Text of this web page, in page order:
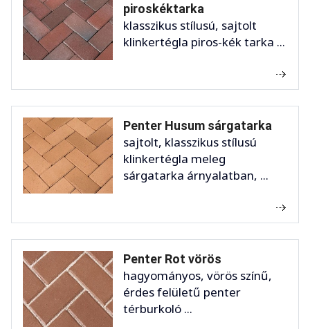
piroskéktarka
klasszikus stílusú, sajtolt
klinkertégla piros-kék tarka ...
Penter Husum sárgatarka
sajtolt, klasszikus stílusú
klinkertégla meleg
sárgatarka árnyalatban, ...
Penter Rot vörös
hagyományos, vörös színű,
érdes felületű penter
térburkoló ...